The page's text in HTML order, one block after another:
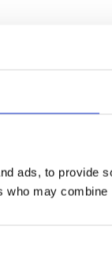
ads, to provide
may